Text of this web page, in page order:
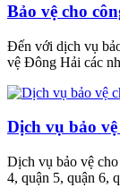
Bảo vệ cho
Đến với dịch vụ
vệ Đông Hải các
Dịch vụ bảo
Dịch vụ bảo vệ
4, quận 5, quận 6,